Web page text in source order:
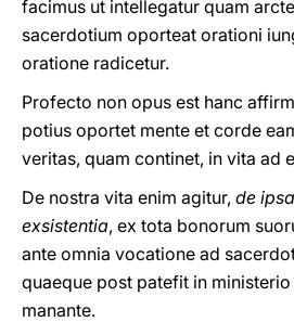
facimus ut intellegatur quam
sacerdotium oporteat orationi
oratione radicetur.
Profecto non opus est hanc
potius oportet mente et corde
veritas, quam continet, in vita ad
De nostra vita enim agitur, de
exsistentia, ex tota bonorum
ante omnia vocatione ad
quaeque post patefit in ministerio
manante.